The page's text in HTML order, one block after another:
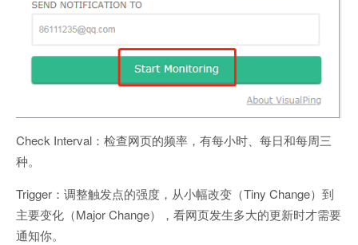
Check Interval：检查网页的频率，有每小时、每日和每周三
种。
Trigger：调整触发点的强度，从小幅改变（Tiny Change）到
主要变化（Major Change），看网页发生多大的更新时才需要
通知你。